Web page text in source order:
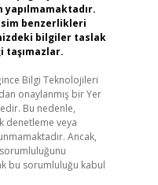
yapılmamaktadır.
benzerlikleri
bilgiler taslak
taşımazlar.
Bilgi Teknolojileri
onaylanmış bir Yer
Bu nedenle,
denetleme veya
Ancak,
bu sorumluluğu kabul